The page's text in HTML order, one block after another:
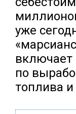
уже
включает
по
топлива